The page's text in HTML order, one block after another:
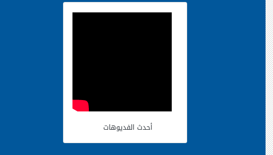
أحدث الفديوهات